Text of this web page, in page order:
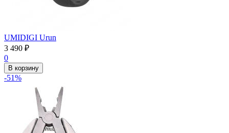
UMIDIGI Urun
3 490 ₽
0
В корзину
-51%